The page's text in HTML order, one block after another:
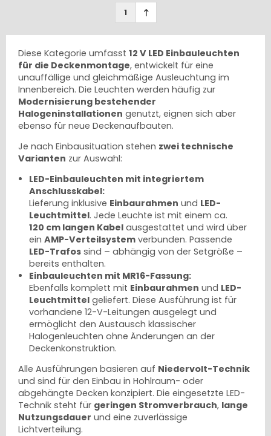
1
Diese Kategorie umfasst 12 V LED Einbauleuchten
für die Deckenmontage, entwickelt für eine
unauffällige und gleichmäßige Ausleuchtung im
Innenbereich. Die Leuchten werden häufig zur
Modernisierung bestehender
Halogeninstallationen genutzt, eignen sich aber
ebenso für neue Deckenaufbauten.
Je nach Einbausituation stehen zwei technische
Varianten zur Auswahl:
LED-Einbauleuchten mit integriertem
Anschlusskabel:
Lieferung inklusive Einbaurahmen und LED-
Leuchtmittel. Jede Leuchte ist mit einem ca.
120 cm langen Kabel ausgestattet und wird über
ein AMP-Verteilsystem verbunden. Passende
LED-Trafos sind – abhängig von der Setgröße –
bereits enthalten.
Einbauleuchten mit MR16-Fassung:
Ebenfalls komplett mit Einbaurahmen und LED-
Leuchtmittel geliefert. Diese Ausführung ist für
vorhandene 12-V-Leitungen ausgelegt und
ermöglicht den Austausch klassischer
Halogenleuchten ohne Änderungen an der
Deckenkonstruktion.
Alle Ausführungen basieren auf Niedervolt-Technik
und sind für den Einbau in Hohlraum- oder
abgehängte Decken konzipiert. Die eingesetzte LED-
Technik steht für geringen Stromverbrauch, lange
Nutzungsdauer und eine zuverlässige
Lichtverteilung.